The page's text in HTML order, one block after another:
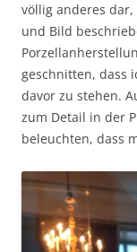
völlig anderes
und Bild
geschnitten, dass
davor zu stehen.
zum Detail in der
beleuchten, dass